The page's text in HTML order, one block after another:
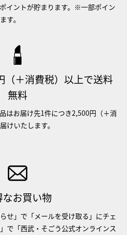
イントが貯まります。※一部ポイン
す。
（＋消費税）以上で送料
無料
はお届け先1件につき2,500円（＋消
けいたします。
なお買い物
せ」で「メールを受け取る」にチェ
で「西武・そごう公式オンラインス